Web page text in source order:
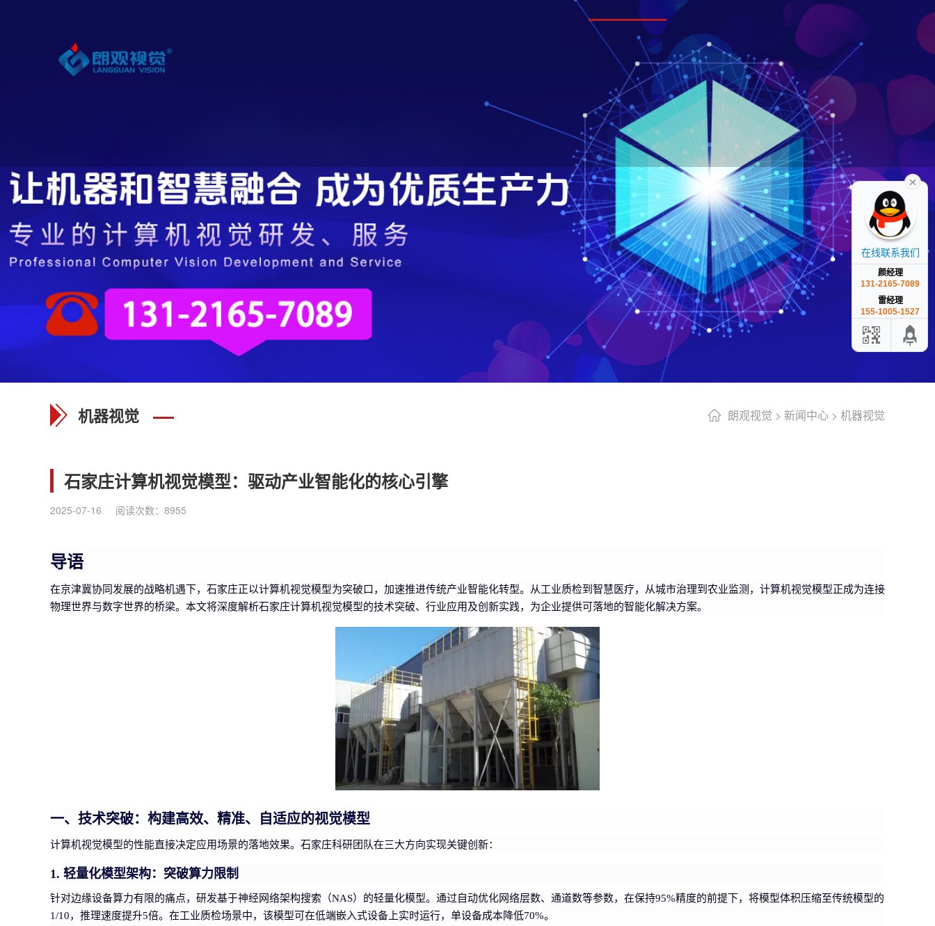
朗观视觉 > 新闻中心 > 机器视觉
机器视觉
石家庄计算机视觉模型：驱动产业智能化的核心引擎
2025-07-16 阅读次数： 8955
导语
在京津冀协同发展的战略机遇下，石家庄正以计算机视觉模型为突破口，加速推进传统产业智能化转型。从工业质检到智慧医疗，从城市治理到农业监测，计算机视觉模型正成为连接
物理世界与数字世界的桥梁。本文将深度解析石家庄计算机视觉模型的技术突破、行业应用及创新实践，为企业提供可落地的智能化解决方案。
一、技术突破：构建高效、精准、自适应的视觉模型
计算机视觉模型的性能直接决定应用场景的落地效果。石家庄科研团队在三大方向实现关键创新：
1. 轻量化模型架构：突破算力限制
针对边缘设备算力有限的痛点，研发基于神经网络架构搜索（NAS）的轻量化模型。通过自动优化网络层数、通道数等参数，在保持95%精度的前提下，将模型体积压缩至传统模型的
1/10，推理速度提升5倍。在工业质检场景中，该模型可在低端嵌入式设备上实时运行，单设备成本降低70%。
在线联系我们
颜经理
131-2165-7089
雷经理
155-1005-1527